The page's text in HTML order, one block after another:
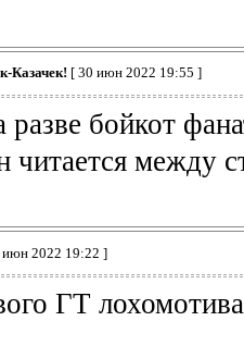
Казачек! [ 30 июн 2022 19:55 ]
разве бойкот
читается между
2022 19:22 ]
ГТ